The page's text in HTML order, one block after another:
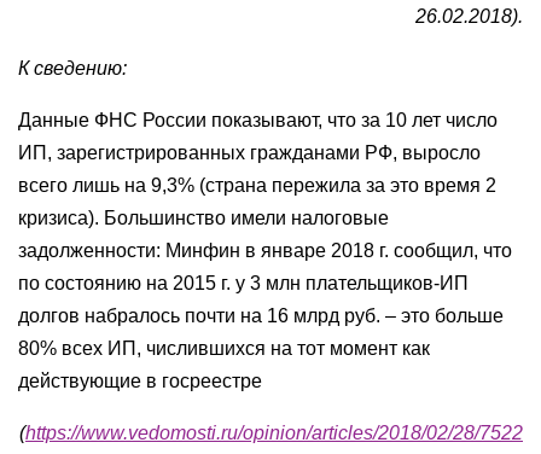
26.02.2018).
К сведению:
Данные ФНС России показывают, что за 10 лет число
ИП, зарегистрированных гражданами РФ, выросло
всего лишь на 9,3% (страна пережила за это время 2
кризиса). Большинство имели налоговые
задолженности: Минфин в январе 2018 г. сообщил, что
по состоянию на 2015 г. у 3 млн плательщиков-ИП
долгов набралось почти на 16 млрд руб. – это больше
80% всех ИП, числившихся на тот момент как
действующие в госреестре
(https://www.vedomosti.ru/opinion/articles/2018/02/28/7522